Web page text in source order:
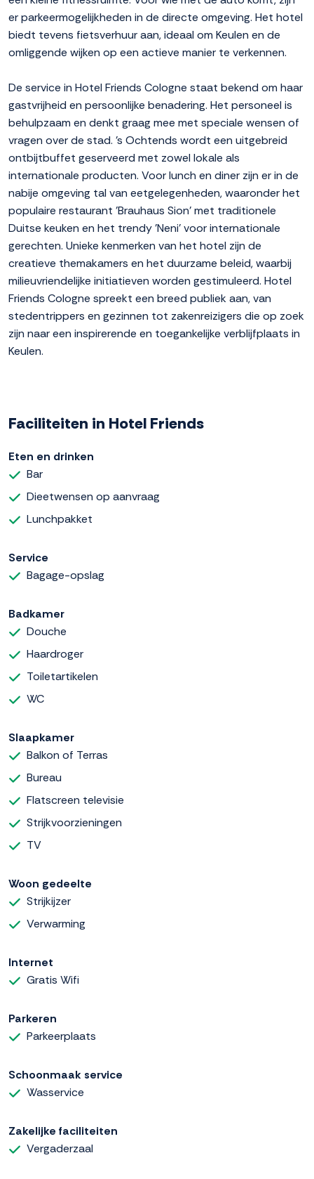
er parkeermogelijkheden in de directe omgeving. Het hotel
biedt tevens fietsverhuur aan, ideaal om Keulen en de
omliggende wijken op een actieve manier te verkennen.
De service in Hotel Friends Cologne staat bekend om haar
gastvrijheid en persoonlijke benadering. Het personeel is
behulpzaam en denkt graag mee met speciale wensen of
vragen over de stad. 's Ochtends wordt een uitgebreid
ontbijtbuffet geserveerd met zowel lokale als
internationale producten. Voor lunch en diner zijn er in de
nabije omgeving tal van eetgelegenheden, waaronder het
populaire restaurant 'Brauhaus Sion' met traditionele
Duitse keuken en het trendy 'Neni' voor internationale
gerechten. Unieke kenmerken van het hotel zijn de
creatieve themakamers en het duurzame beleid, waarbij
milieuvriendelijke initiatieven worden gestimuleerd. Hotel
Friends Cologne spreekt een breed publiek aan, van
stedentrippers en gezinnen tot zakenreizigers die op zoek
zijn naar een inspirerende en toegankelijke verblijfplaats in
Keulen.
Faciliteiten in Hotel Friends
Eten en drinken
Bar
Dieetwensen op aanvraag
Lunchpakket
Service
Bagage-opslag
Badkamer
Douche
Haardroger
Toiletartikelen
WC
Slaapkamer
Balkon of Terras
Bureau
Flatscreen televisie
Strijkvoorzieningen
TV
Woon gedeelte
Strijkijzer
Verwarming
Internet
Gratis Wifi
Parkeren
Parkeerplaats
Schoonmaak service
Wasservice
Zakelijke faciliteiten
Vergaderzaal